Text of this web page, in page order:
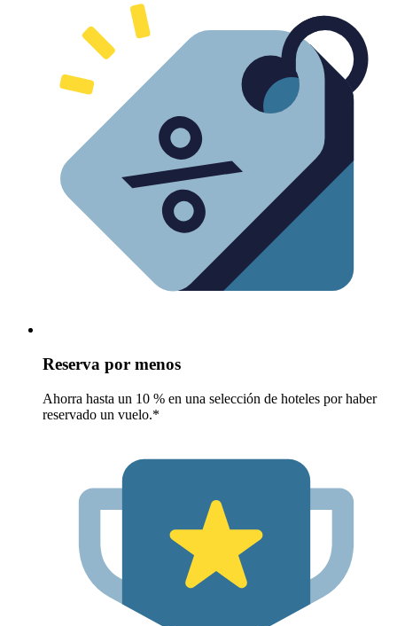
Reserva por menos
Ahorra hasta un 10 % en una selección de hoteles por haber
reservado un vuelo.*